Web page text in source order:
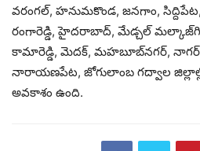
వరంగల్, హనుమకొండ, జనగాం,
రంగారెడ్డి, హైదరాబాద్, మేడ్చల్
కామారెడ్డి, మెదక్, మహబూబ్‌నగర్,
నారాయణపేట, జోగులాంబ గద్వాల జిల్లాల్లో
అవకాశం ఉంది.